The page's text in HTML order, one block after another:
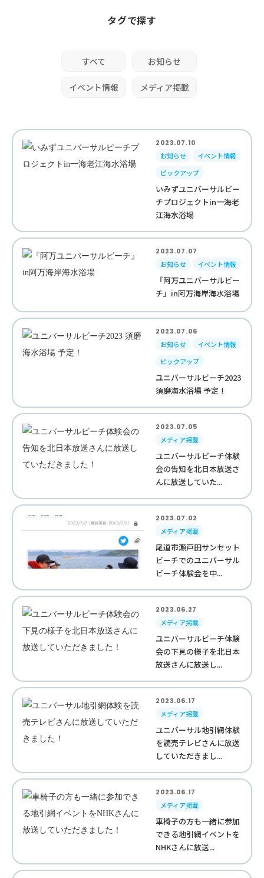
タグで探す
すべて お知らせ
イベント情報 メディア掲載
2023.07.10
お知らせ
イベント情報
ピックアップ
いみずユニバーサルビー
チプロジェクトin一海老
江海水浴場
2023.07.07
お知らせ
イベント情報
『阿万ユニバーサルビー
チ』in阿万海岸海水浴場
2023.07.06
お知らせ
イベント情報
ピックアップ
ユニバーサルビーチ2023
須磨海水浴場 予定！
2023.07.05
メディア掲載
ユニバーサルビーチ体験
会の告知を北日本放送さ
んに放送していた...
2023.07.02
メディア掲載
尾道市瀬戸田サンセット
ビーチでのユニバーサル
ビーチ体験会を中...
2023.06.27
メディア掲載
ユニバーサルビーチ体験
会の下見の様子を北日本
放送さんに放送し...
2023.06.17
メディア掲載
ユニバーサル地引網体験
を読売テレビさんに放送
していただきまし...
2023.06.17
メディア掲載
車椅子の方も一緒に参加
できる地引網イベントを
NHKさんに放送...